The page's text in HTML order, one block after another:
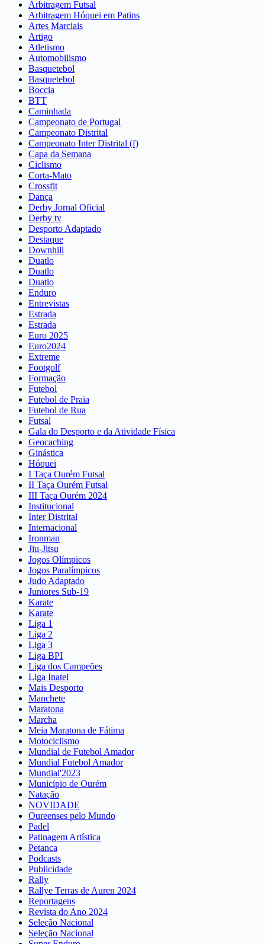
Arbitragem Futsal
Arbitragem Hóquei em Patins
Artes Marciais
Artigo
Atletismo
Automobilismo
Basquetebol
Basquetebol
Boccia
BTT
Caminhada
Campeonato de Portugal
Campeonato Distrital
Campeonato Inter Distrital (f)
Capa da Semana
Ciclismo
Corta-Mato
Crossfit
Dança
Derby Jornal Oficial
Derby tv
Desporto Adaptado
Destaque
Downhill
Duatlo
Duatlo
Duatlo
Enduro
Entrevistas
Estrada
Estrada
Euro 2025
Euro2024
Extreme
Footgolf
Formação
Futebol
Futebol de Praia
Futebol de Rua
Futsal
Gala do Desporto e da Atividade Física
Geocaching
Ginástica
Hóquei
I Taça Ourém Futsal
II Taça Ourém Futsal
III Taça Ourém 2024
Institucional
Inter Distrital
Internacional
Ironman
Jiu-Jitsu
Jogos Olímpicos
Jogos Paralímpicos
Judo Adaptado
Juniores Sub-19
Karate
Karate
Liga 1
Liga 2
Liga 3
Liga BPI
Liga dos Campeões
Liga Inatel
Mais Desporto
Manchete
Maratona
Marcha
Meia Maratona de Fátima
Motociclismo
Mundial de Futebol Amador
Mundial Futebol Amador
Mundial'2023
Município de Ourém
Natação
NOVIDADE
Oureenses pelo Mundo
Padel
Patinagem Artística
Petanca
Podcasts
Publicidade
Rally
Rallye Terras de Auren 2024
Reportagens
Revista do Ano 2024
Seleção Nacional
Seleção Nacional